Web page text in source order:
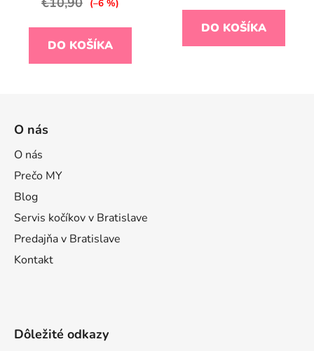
(–6 %)
DO KOŠÍKA
DO KOŠÍKA
O nás
O nás
Prečo MY
Blog
Servis kočíkov v Bratislave
Predajňa v Bratislave
Kontakt
Dôležité odkazy